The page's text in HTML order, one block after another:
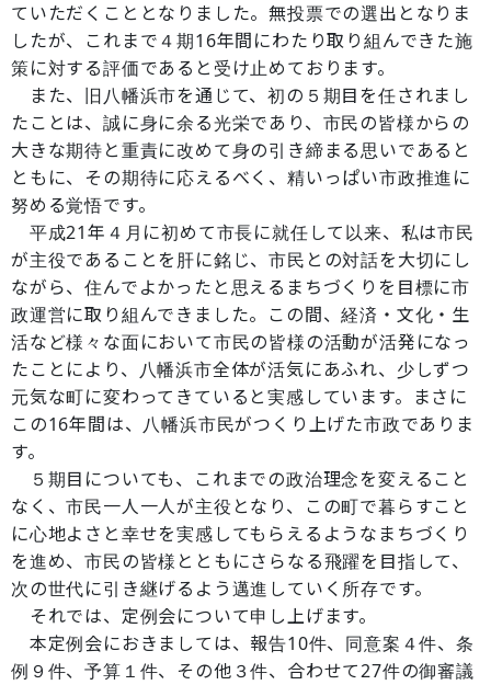
ていただくこととなりました。無投票での選出となりま
したが、これまで４期16年間にわたり取り組んできた施
策に対する評価であると受け止めております。
また、旧八幡浜市を通じて、初の５期目を任されまし
たことは、誠に身に余る光栄であり、市民の皆様からの
大きな期待と重責に改めて身の引き締まる思いであると
ともに、その期待に応えるべく、精いっぱい市政推進に
努める覚悟です。
平成21年４月に初めて市長に就任して以来、私は市民
が主役であることを肝に銘じ、市民との対話を大切にし
ながら、住んでよかったと思えるまちづくりを目標に市
政運営に取り組んできました。この間、経済・文化・生
活など様々な面において市民の皆様の活動が活発になっ
たことにより、八幡浜市全体が活気にあふれ、少しずつ
元気な町に変わってきていると実感しています。まさに
この16年間は、八幡浜市民がつくり上げた市政でありま
す。
５期目についても、これまでの政治理念を変えること
なく、市民一人一人が主役となり、この町で暮らすこと
に心地よさと幸せを実感してもらえるようなまちづくり
を進め、市民の皆様とともにさらなる飛躍を目指して、
次の世代に引き継げるよう邁進していく所存です。
それでは、定例会について申し上げます。
本定例会におきましては、報告10件、同意案４件、条
例９件、予算１件、その他３件、合わせて27件の御審議